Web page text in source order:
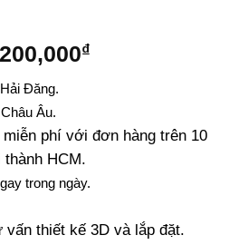
₫Giá
2,200,000₫.
Đăng.
Âu.
phí với đơn hàng trên 10
HCM.
trong ngày.
vấn thiết kế 3D và lắp đặt.